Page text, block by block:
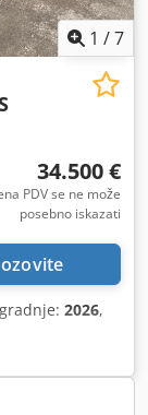
1 /7
34.500 €
PDV se ne može
posebno iskazati
2026,